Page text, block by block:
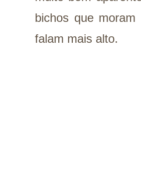
bichos que
falam mais alto.